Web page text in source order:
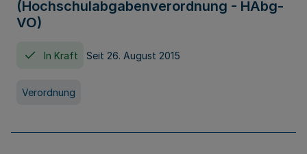
(Hochschulabgabenverordnung - HAbg-
VO)
In Kraft Seit 26. August 2015
Verordnung